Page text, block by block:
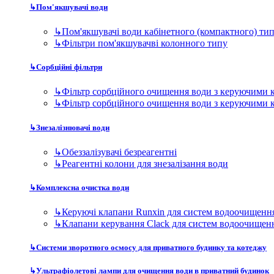
↳Реагентні колони для знезалізання води
↳Клапани керування Clack для систем
Магістральні фільтри
↳Дискові фільтри для приватного будинку та
↳Магістральні фільтри 10SL
↳Магістральні фільтри 20BB
Фільтри для виробництва
↳Модульні станції очищення води